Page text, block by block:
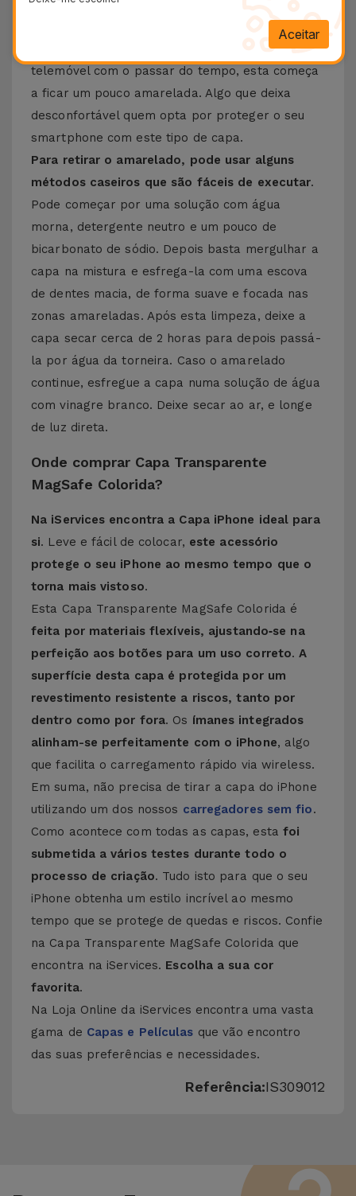
Quando se usa uma capa transparente num
telemóvel com o passar do tempo, esta começa
a ficar um pouco amarelada. Algo que deixa
desconfortável quem opta por proteger o seu
smartphone com este tipo de capa.
Para retirar o amarelado, pode usar alguns
métodos caseiros que são fáceis de executar.
Pode começar por uma solução com água
morna, detergente neutro e um pouco de
bicarbonato de sódio. Depois basta mergulhar a
capa na mistura e esfrega-la com uma escova
de dentes macia, de forma suave e focada nas
zonas amareladas. Após esta limpeza, deixe a
capa secar cerca de 2 horas para depois passá-
la por água da torneira. Caso o amarelado
continue, esfregue a capa numa solução de água
com vinagre branco. Deixe secar ao ar, e longe
de luz direta.
Onde comprar Capa Transparente
MagSafe Colorida?
Na iServices encontra a Capa iPhone ideal para
si. Leve e fácil de colocar, este acessório
protege o seu iPhone ao mesmo tempo que o
torna mais vistoso.
Esta Capa Transparente MagSafe Colorida é
feita por materiais flexíveis, ajustando‑se na
perfeição aos botões para um uso correto.A
superfície desta capa é protegida por um
revestimento resistente a riscos, tanto por
dentro como por fora. Os ímanes integrados
alinham-se perfeitamente com o iPhone, algo
que facilita o carregamento rápido via wireless.
Em suma, não precisa de tirar a capa do iPhone
utilizando um dos nossos carregadores sem fio.
Como acontece com todas as capas, esta foi
submetida a vários testes durante todo o
processo de criação. Tudo isto para que o seu
iPhone obtenha um estilo incrível ao mesmo
tempo que se protege de quedas e riscos. Confie
na Capa Transparente MagSafe Colorida que
encontra na iServices. Escolha a sua cor
favorita.
Na Loja Online da iServices encontra uma vasta
gama de Capas e Películas que vão encontro
das suas preferências e necessidades.
Referência:IS309012
Aceitar